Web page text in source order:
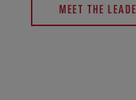
MEET THE